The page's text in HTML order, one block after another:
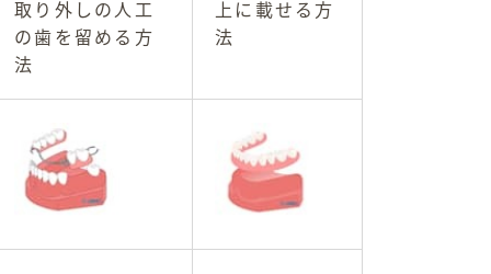
取り外しの人工
の歯を留める方
法
上に載せる方
法